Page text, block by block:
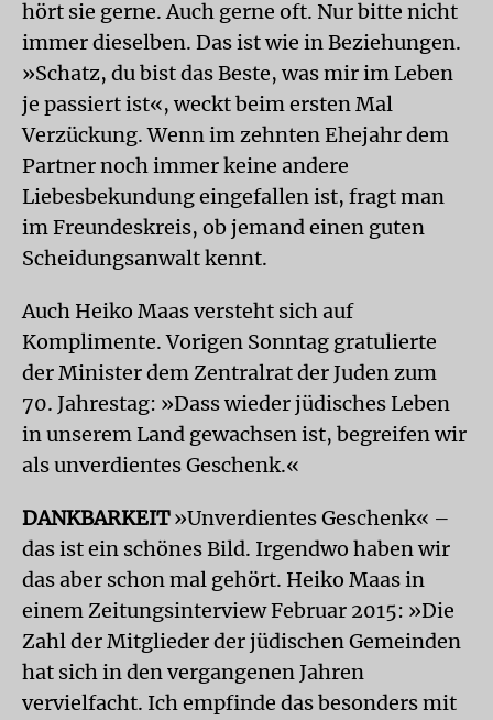
hört sie gerne. Auch gerne oft. Nur bitte nicht
immer dieselben. Das ist wie in Beziehungen.
»Schatz, du bist das Beste, was mir im Leben
je passiert ist«, weckt beim ersten Mal
Verzückung. Wenn im zehnten Ehejahr dem
Partner noch immer keine andere
Liebesbekundung eingefallen ist, fragt man
im Freundeskreis, ob jemand einen guten
Scheidungsanwalt kennt.
Auch Heiko Maas versteht sich auf
Komplimente. Vorigen Sonntag gratulierte
der Minister dem Zentralrat der Juden zum
70. Jahrestag: »Dass wieder jüdisches Leben
in unserem Land gewachsen ist, begreifen wir
als unverdientes Geschenk.«
DANKBARKEIT»Unverdientes Geschenk« –
das ist ein schönes Bild. Irgendwo haben wir
das aber schon mal gehört. Heiko Maas in
einem Zeitungsinterview Februar 2015: »Die
Zahl der Mitglieder der jüdischen Gemeinden
hat sich in den vergangenen Jahren
vervielfacht. Ich empfinde das besonders mit